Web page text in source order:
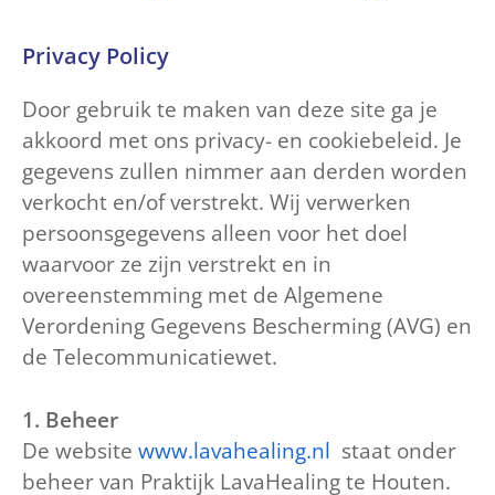
Privacy Policy
Door gebruik te maken van deze site ga je
akkoord met ons privacy- en cookiebeleid. Je
gegevens zullen nimmer aan derden worden
verkocht en/of verstrekt. Wij verwerken
persoonsgegevens alleen voor het doel
waarvoor ze zijn verstrekt en in
overeenstemming met de Algemene
Verordening Gegevens Bescherming (AVG) en
de Telecommunicatiewet.
1. Beheer
De website www.lavahealing.nl staat onder
beheer van Praktijk LavaHealing te Houten.